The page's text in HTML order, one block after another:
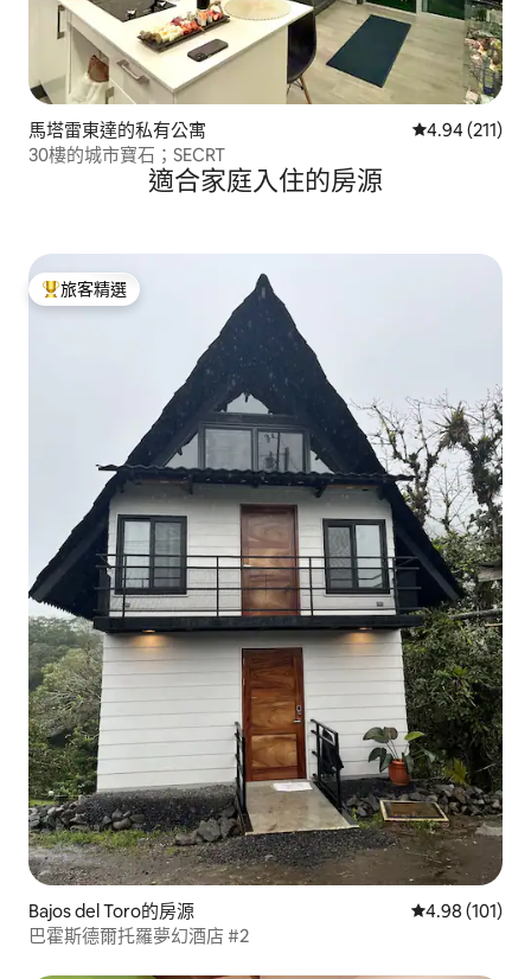
馬塔雷東達的私有公寓 從 211 則評價
4.94 (211)
30樓的城市寶石；SECRT
適合家庭入住的房源
旅客精選榜首
旅客精選
Bajos del Toro的房源 從 101 則評價
4.98 (101)
巴霍斯德爾托羅夢幻酒店 #2